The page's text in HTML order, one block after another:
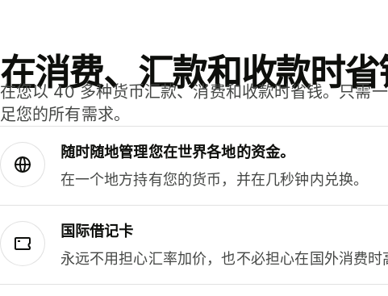
在消费、汇款和收款时省
在您以 40 多种货币汇款、消费和收款时省钱。只需
足您的所有需求。
随时随地管理您在世界各地的资金。
在一个地方持有您的货币，并在几秒钟内兑换。
国际借记卡
永远不用担心汇率加价，也不必担心在国外消费时